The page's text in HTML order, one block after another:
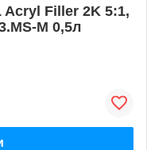
Acryl Filler 2K 5:1,
M 0,5л